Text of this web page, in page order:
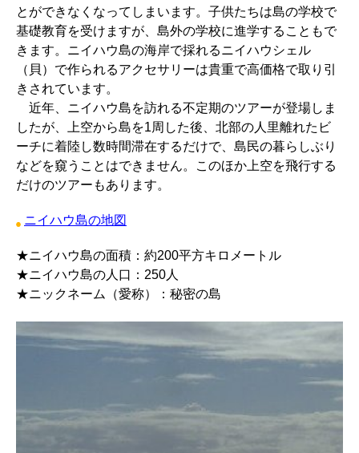
とができなくなってしまいます。子供たちは島の学校で
基礎教育を受けますが、島外の学校に進学することもで
きます。ニイハウ島の海岸で採れるニイハウシェル
（貝）で作られるアクセサリーは貴重で高価格で取り引
きされています。
近年、ニイハウ島を訪れる不定期のツアーが登場しま
したが、上空から島を1周した後、北部の人里離れたビ
ーチに着陸し数時間滞在するだけで、島民の暮らしぶり
などを窺うことはできません。このほか上空を飛行する
だけのツアーもあります。
ニイハウ島の地図
★ニイハウ島の面積： 約200平方キロメートル
★ニイハウ島の人口： 250人
★ニックネーム（愛称）： 秘密の島